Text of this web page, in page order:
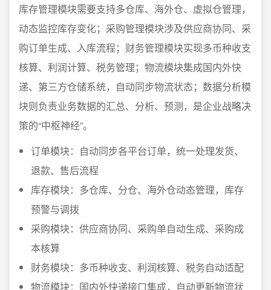
库存管理模块需要支持多仓库、海外仓、虚拟仓管理，
动态监控库存变化；采购管理模块涉及供应商协同、采
购订单生成、入库流程；财务管理模块实现多币种收支
核算、利润计算、税务管理；物流模块集成国内外快
递、第三方仓储系统，自动同步物流状态；数据分析模
块则负责业务数据的汇总、分析、预测，是企业战略决
策的“中枢神经”。
订单模块：自动同步各平台订单，统一处理发货、
退款、售后流程
库存模块：多仓库、分仓、海外仓动态管理，库存
预警与调拨
采购模块：供应商协同、采购单自动生成、采购成
本核算
财务模块：多币种收支、利润核算、税务自动适配
物流模块：国内外快递接口集成，自动更新物流状